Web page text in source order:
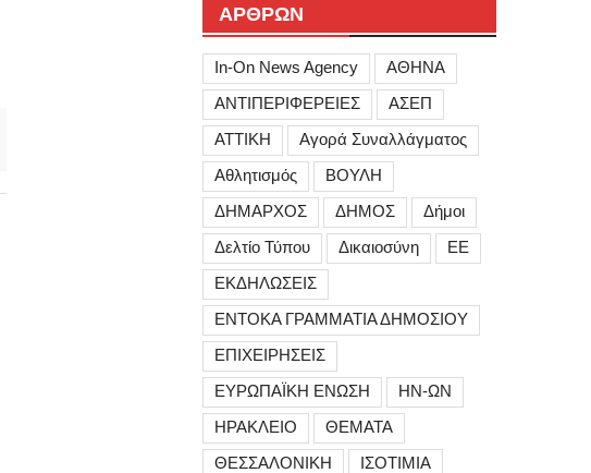
ΑΡΘΡΩΝ
In-On News Agency
ΑΘΗΝΑ
ΑΝΤΙΠΕΡΙΦΕΡΕΙΕΣ
ΑΣΕΠ
ΑΤΤΙΚΗ
Αγορά Συναλλάγματος
Αθλητισμός
ΒΟΥΛΗ
ΔΗΜΑΡΧΟΣ
ΔΗΜΟΣ
Δήμοι
Δελτίο Τύπου
Δικαιοσύνη
ΕΕ
ΕΚΔΗΛΩΣΕΙΣ
ΕΝΤΟΚΑ ΓΡΑΜΜΑΤΙΑ ΔΗΜΟΣΙΟΥ
ΕΠΙΧΕΙΡΗΣΕΙΣ
ΕΥΡΩΠΑΪΚΗ ΕΝΩΣΗ
ΗΝ-ΩΝ
ΗΡΑΚΛΕΙΟ
ΘΕΜΑΤΑ
ΘΕΣΣΑΛΟΝΙΚΗ
ΙΣΟΤΙΜΙΑ